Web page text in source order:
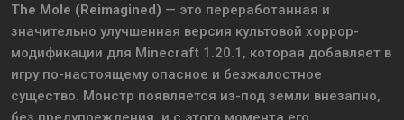
The Mole (Reimagined) — это переработанная и
значительно улучшенная версия культовой хоррор-
модификации для Minecraft 1.20.1, которая добавляет в
игру по-настоящему опасное и безжалостное
существо. Монстр появляется из-под земли внезапно,